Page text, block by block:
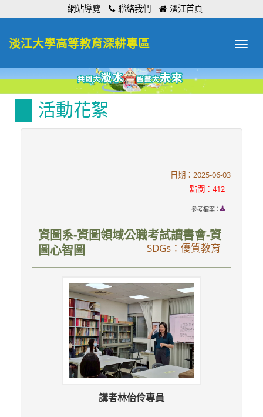
網站導覽 聯絡我們 淡江首頁
Toggle
淡江大學高等教育深耕專區
活動花絮
日期：2025-06-03
點閱：412
參考檔案：
資圖系-資圖領域公職考試讀書會-資
圖心智圖
SDGs：優質教育
講者林佁伶專員